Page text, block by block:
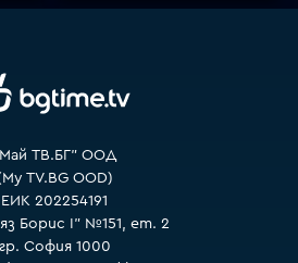
ТВ.БГ" ООД
TV.BG OOD)
ЕИК 202254191
Борис I" №151, ет. 2
гр. София 1000